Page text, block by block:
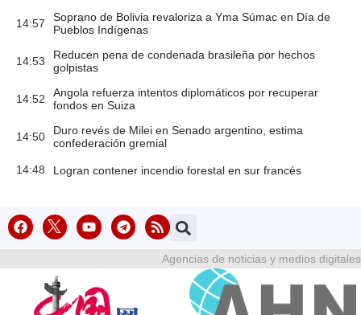
14:57
Soprano de Bolivia revaloriza a Yma Súmac en Día de
Pueblos Indígenas
14:53
Reducen pena de condenada brasileña por hechos
golpistas
14:52
Angola refuerza intentos diplomáticos por recuperar
fondos en Suiza
14:50
Duro revés de Milei en Senado argentino, estima
confederación gremial
14:48 Logran contener incendio forestal en sur francés
Agencias de noticias y medios digitales